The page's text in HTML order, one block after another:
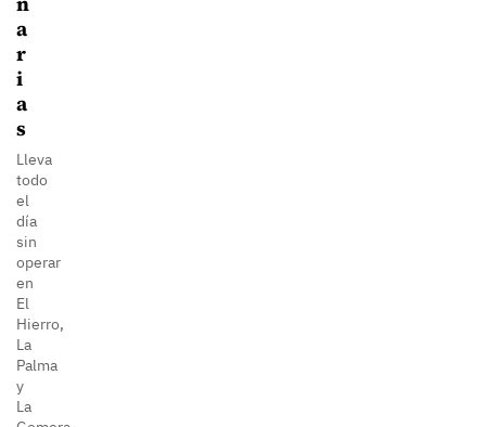
a
r
i
a
s
Lleva
todo
el
día
sin
operar
en
El
Hierro,
La
Palma
y
La